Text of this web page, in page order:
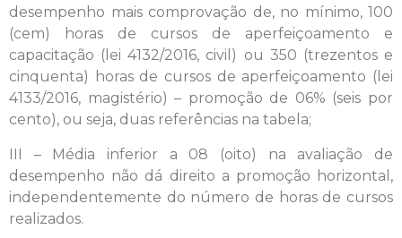
desempenho mais comprovação de, no mínimo, 100
(cem) horas de cursos de aperfeiçoamento e
capacitação (lei 4132/2016, civil) ou 350 (trezentos e
cinquenta) horas de cursos de aperfeiçoamento (lei
4133/2016, magistério) – promoção de 06% (seis por
cento), ou seja, duas referências na tabela;
III – Média inferior a 08 (oito) na avaliação de
desempenho não dá direito a promoção horizontal,
independentemente do número de horas de cursos
realizados.